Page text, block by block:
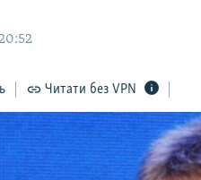
Читати без VPN